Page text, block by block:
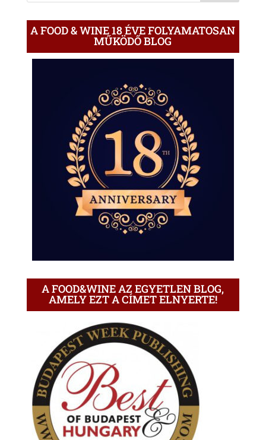
A FOOD & WINE 18 ÉVE FOLYAMATOSAN
MŰKÖDŐ BLOG
A FOOD&WINE AZ EGYETLEN BLOG,
AMELY EZT A CÍMET ELNYERTE!